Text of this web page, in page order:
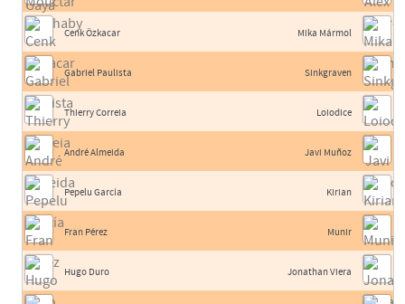
Cenk Özkacar
Gabriel Paulista
Thierry Correia
André Almeida
Pepelu García
Fran Pérez
Hugo Duro
Mika Mármol
Sinkgraven
Loiodice
Javi Muñoz
Kirian
Munir
Jonathan Viera